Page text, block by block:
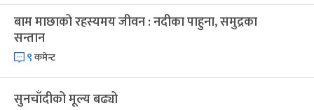
३
मंगल
महानवमी २ महिना बाँकी
४
बाम माछाको रहस्यमय जीवन : नदीका पाहुना, समुद्रका
सन्तान
९कमेन्ट
सुनचाँदीको मूल्य बढ्यो